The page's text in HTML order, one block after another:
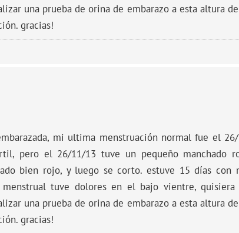
una prueba de orina de embarazo a esta altura
gracias!
mi ultima menstruación normal fue el
pero el 26/11/13 tuve un pequeño manchado
bien rojo, y luego se corto. estuve 15 días con
tuve dolores en el bajo vientre,
una prueba de orina de embarazo a esta altura
gracias!